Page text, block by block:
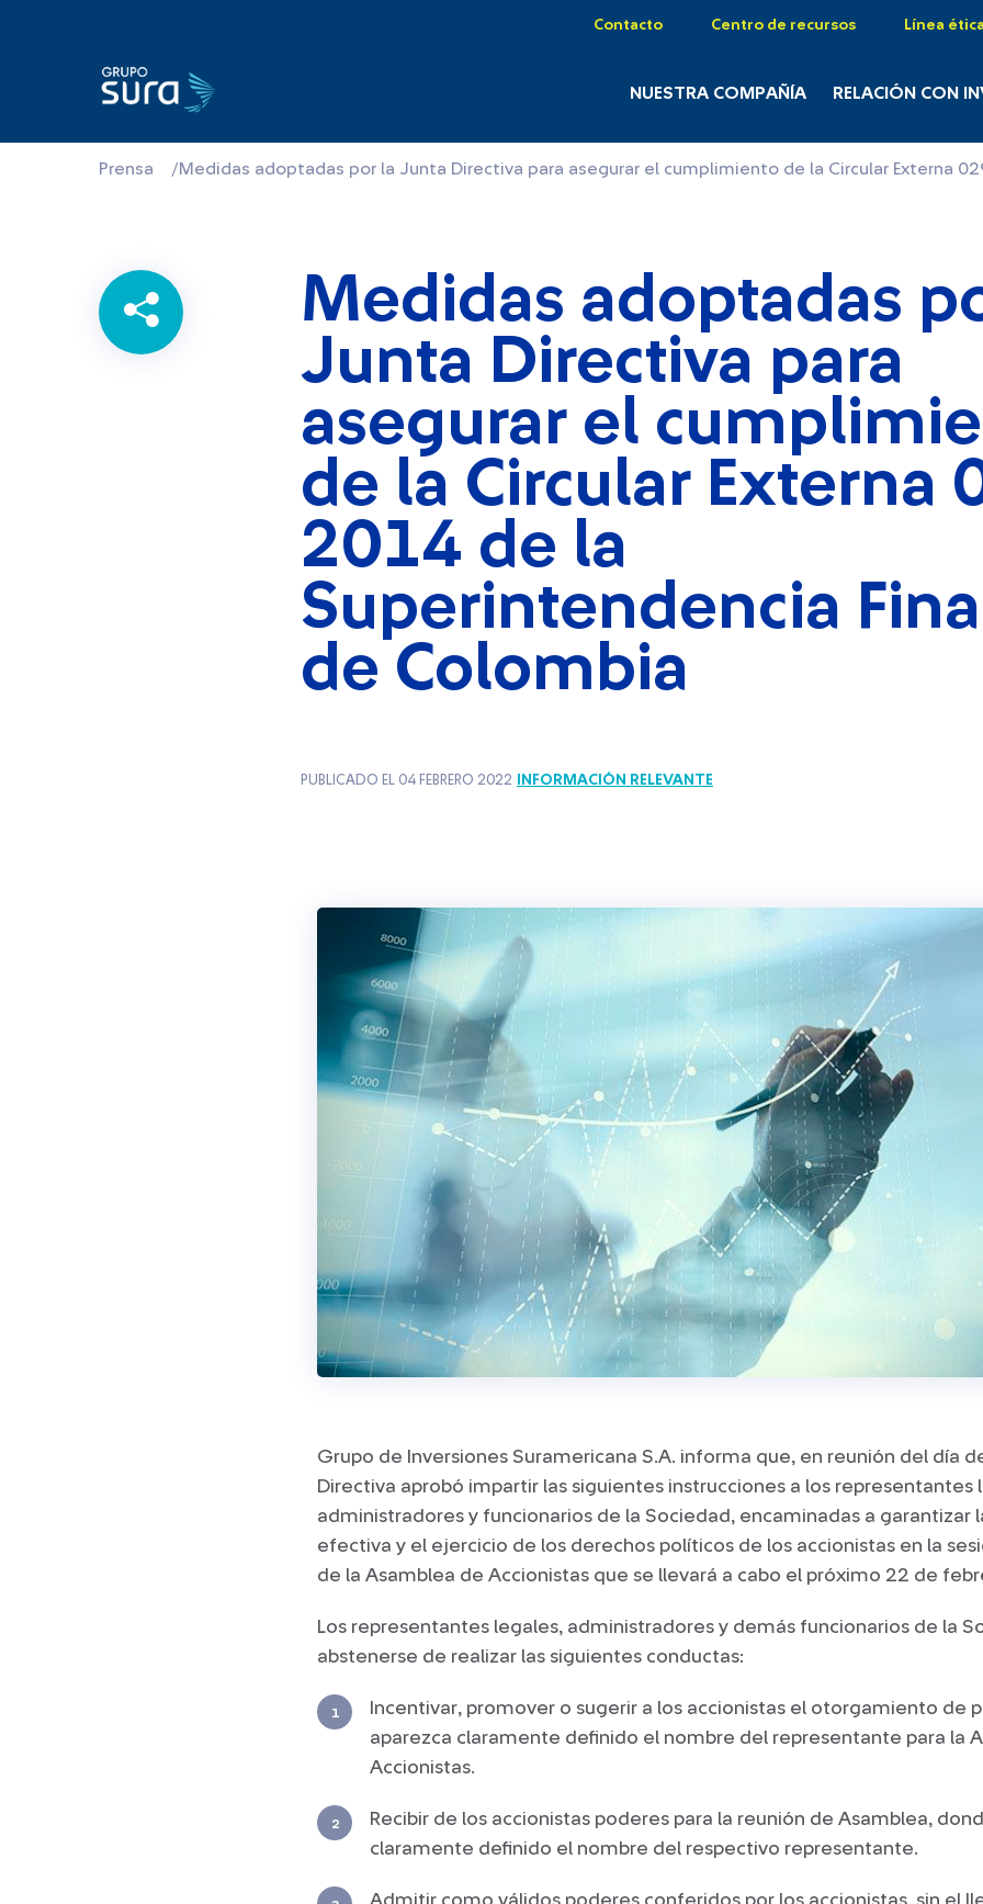
Contacto Centro de recursos Línea
NUESTRA COMPAÑÍA RELACIÓN CON
Prensa /Medidas adoptadas por la Junta Directiva para asegurar el cumplimiento de la Circular Externa
Medidas adoptadas
Junta Directiva para
asegurar el
de la Circular Externa
2014 de la
Superintendencia
de Colombia
PUBLICADO EL 04 FEBRERO 2022 INFORMACIÓN RELEVANTE
Grupo de Inversiones Suramericana S.A. informa que, en reunión del día
Directiva aprobó impartir las siguientes instrucciones a los representantes
administradores y funcionarios de la Sociedad, encaminadas a garantizar
efectiva y el ejercicio de los derechos políticos de los accionistas en la
de la Asamblea de Accionistas que se llevará a cabo el próximo 22 de
Los representantes legales, administradores y demás funcionarios de la
abstenerse de realizar las siguientes conductas:
Incentivar, promover o sugerir a los accionistas el otorgamiento de
aparezca claramente definido el nombre del representante para la
Accionistas.
Recibir de los accionistas poderes para la reunión de Asamblea,
claramente definido el nombre del respectivo representante.